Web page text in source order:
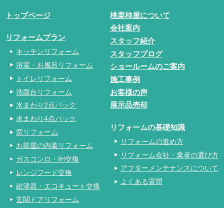
トップページ
リフォームプラン
キッチンリフォーム
浴室・お風呂リフォーム
トイレリフォーム
洗面台リフォーム
水まわり2点パック
水まわり4点パック
窓リフォーム
お部屋の内装リフォーム
ガスコンロ・IH交換
レンジフード交換
給湯器・エコキュート交換
玄関ドアリフォーム
桃栗柿屋について
会社案内
スタッフ紹介
スタッフブログ
ショールームのご案内
施工事例
お客様の声
展示品売却
リフォームの基礎知識
リフォームの進め方
リフォーム会社・業者の選び方
アフターメンテナンスについて
よくある質問